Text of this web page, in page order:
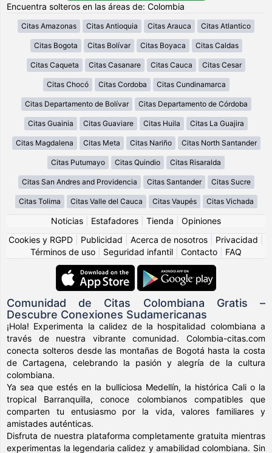
Encuentra solteros en las áreas de: Colombia
Citas Amazonas Citas Antioquia Citas Arauca Citas Atlantico
Citas Bogota Citas Bolívar Citas Boyaca Citas Caldas
Citas Caqueta Citas Casanare Citas Cauca Citas Cesar
Citas Chocó Citas Cordoba Citas Cundinamarca
Citas Departamento de Bolívar Citas Departamento de Córdoba
Citas Guainia Citas Guaviare Citas Huila Citas La Guajira
Citas Magdalena Citas Meta Citas Nariño Citas North Santander
Citas Putumayo Citas Quindio Citas Risaralda
Citas San Andres and Providencia Citas Santander Citas Sucre
Citas Tolima Citas Valle del Cauca Citas Vaupés Citas Vichada
Noticias Estafadores Tienda
Opiniones
Cookies y RGPD
Publicidad Acerca de nosotros Privacidad
Términos de uso
Seguridad infantil Contacto FAQ
Comunidad de Citas Colombiana Gratis –
Descubre Conexiones Sudamericanas
¡Hola! Experimenta la calidez de la hospitalidad colombiana a
través de nuestra vibrante comunidad. Colombia-citas.com
conecta solteros desde las montañas de Bogotá hasta la costa
de Cartagena, celebrando la pasión y alegría de la cultura
colombiana.
Ya sea que estés en la bulliciosa Medellín, la histórica Cali o la
tropical Barranquilla, conoce colombianos compatibles que
comparten tu entusiasmo por la vida, valores familiares y
amistades auténticas.
Disfruta de nuestra plataforma completamente gratuita mientras
experimentas la legendaria calidez y amabilidad colombiana. Sin